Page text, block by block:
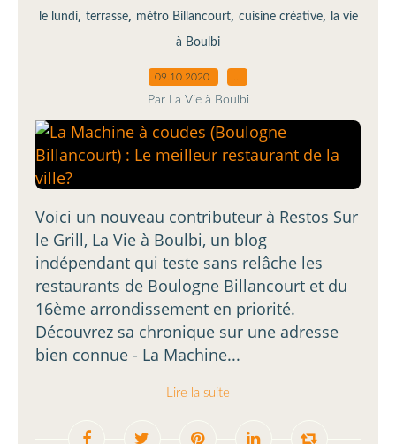
le lundi, terrasse, métro Billancourt, cuisine créative, la vie
à Boulbi
09.10.2020
Par La Vie à Boulbi
Voici un nouveau contributeur à Restos Sur
le Grill, La Vie à Boulbi, un blog
indépendant qui teste sans relâche les
restaurants de Boulogne Billancourt et du
16ème arrondissement en priorité.
Découvrez sa chronique sur une adresse
bien connue - La Machine...
Lire la suite